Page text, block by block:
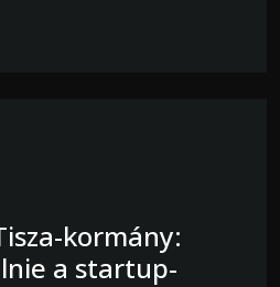
kormány:
a startup-